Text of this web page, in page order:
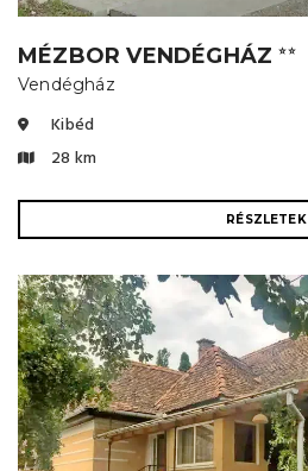
MÉZBOR VENDÉGHÁZ⭐⭐
Vendégház
Kibéd
28 km
RÉSZLETEK